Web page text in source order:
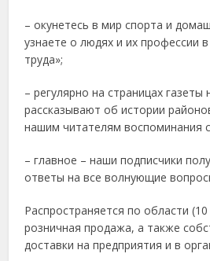
– окунетесь в мир спорта и
узнаете о людях и их профессии
труда»;
– регулярно на страницах
рассказывают об истории
нашим читателям воспоминания
– главное – наши подписчики
ответы на все волнующие
Распространяется по области
розничная продажа, а также
доставки на предприятия и в